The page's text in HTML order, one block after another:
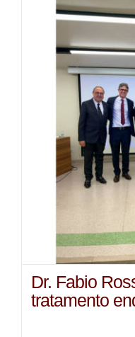
Dr. Fabio
tratamento